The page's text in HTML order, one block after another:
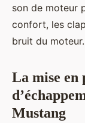
son de moteur
confort, les
bruit du moteur.
La mise en
Mustang